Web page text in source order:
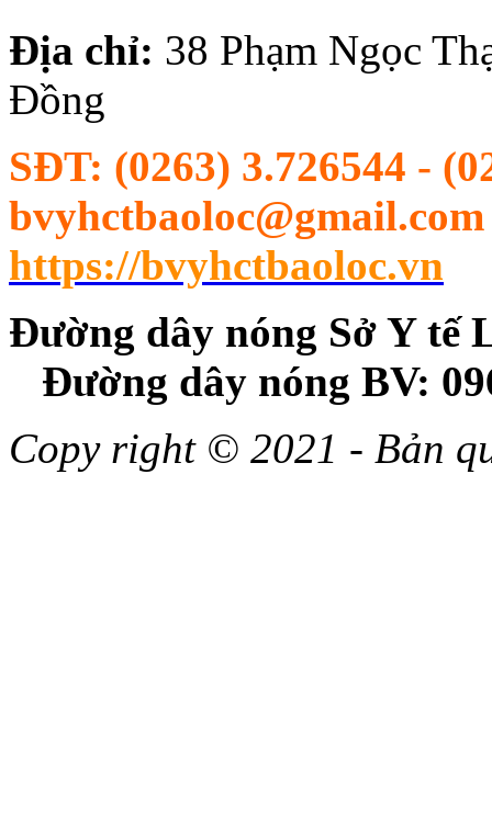
Địa chỉ: 38 Phạm Ngọc
Đồng
SĐT: (0263) 3.726544 -
https://bvyhctbaoloc.vn
Đường dây nóng Sở
Đường dây nóng BV:
Copy right © 2021 - Bản